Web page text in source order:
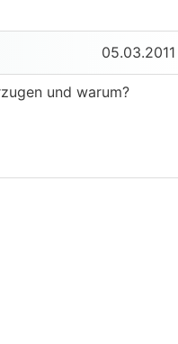
05.03.2011
und warum?